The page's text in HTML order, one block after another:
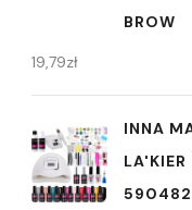
BROW
19,79zł
INNA
LA'KIER